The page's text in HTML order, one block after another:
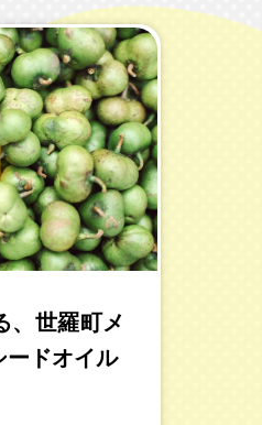
、世羅町メ
ードオイル